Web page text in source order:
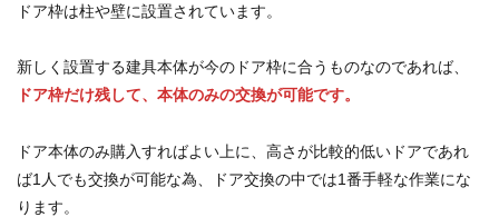
ドア枠は柱や壁に設置されています。
新しく設置する建具本体が今のドア枠に合うものなのであれば、
ドア枠だけ残して、本体のみの交換が可能です。
ドア本体のみ購入すればよい上に、高さが比較的低いドアであれ
ば1人でも交換が可能な為、ドア交換の中では1番手軽な作業にな
ります。